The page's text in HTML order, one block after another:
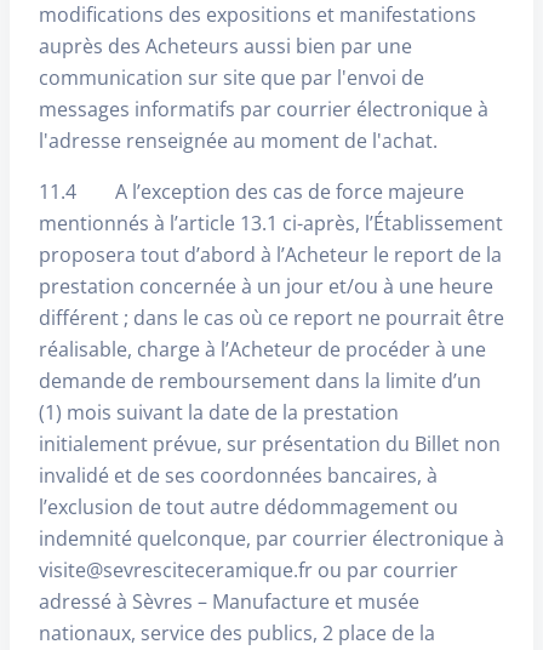
modifications des expositions et manifestations
auprès des Acheteurs aussi bien par une
communication sur site que par l'envoi de
messages informatifs par courrier électronique à
l'adresse renseignée au moment de l'achat.
11.4 A l’exception des cas de force majeure
mentionnés à l’article 13.1 ci-après, l’Établissement
proposera tout d’abord à l’Acheteur le report de la
prestation concernée à un jour et/ou à une heure
différent ; dans le cas où ce report ne pourrait être
réalisable, charge à l’Acheteur de procéder à une
demande de remboursement dans la limite d’un
(1) mois suivant la date de la prestation
initialement prévue, sur présentation du Billet non
invalidé et de ses coordonnées bancaires, à
l’exclusion de tout autre dédommagement ou
indemnité quelconque, par courrier électronique à
visite@sevresciteceramique.fr ou par courrier
adressé à Sèvres – Manufacture et musée
nationaux, service des publics, 2 place de la